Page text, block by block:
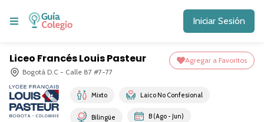
Iniciar Sesión
Liceo Francés Louis Pasteur
Bogotá D.C - Calle 87 #7-77
Agregar a Favoritos
Mixto Laico No Confesional
Bilingüe B (Ago - Jun)